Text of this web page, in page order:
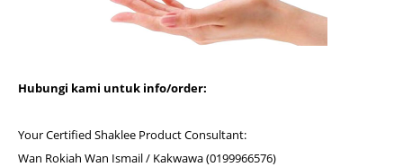
Hubungi kami untuk info/order:
Your Certified Shaklee Product Consultant:
Wan Rokiah Wan Ismail / Kakwawa (0199966576)